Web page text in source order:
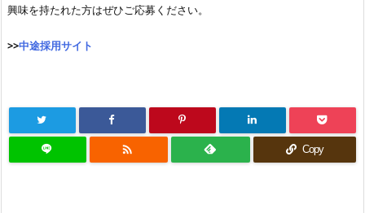
興味を持たれた方はぜひご応募ください。
>>中途採用サイト
 Copy